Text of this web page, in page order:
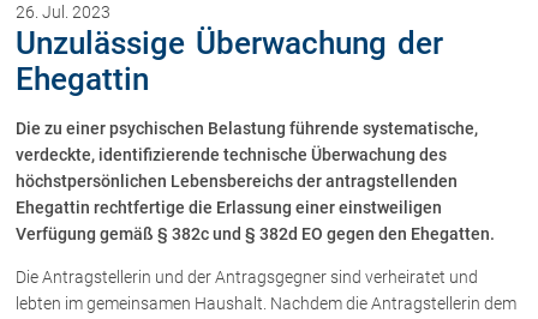
Immobilienrecht, Bauträgerrecht
Ferienimmobilien in Vorarlberg
Erbrecht
Familienrecht und Scheidungen
Prozessführung und
Schiedsgerichtsbarkeit
Skiunfälle in Österreich
Über uns
26. Jul. 2023
Unzulässige Überwachung der
Ehegattin
Die zu einer psychischen Belastung führende systematische,
verdeckte, identifizierende technische Überwachung des
höchstpersönlichen Lebensbereichs der antragstellenden
Ehegattin rechtfertige die Erlassung einer einstweiligen
Verfügung gemäß § 382c und § 382d EO gegen den Ehegatten.
Die Antragstellerin und der Antragsgegner sind verheiratet und
lebten im gemeinsamen Haushalt. Nachdem die Antragstellerin dem